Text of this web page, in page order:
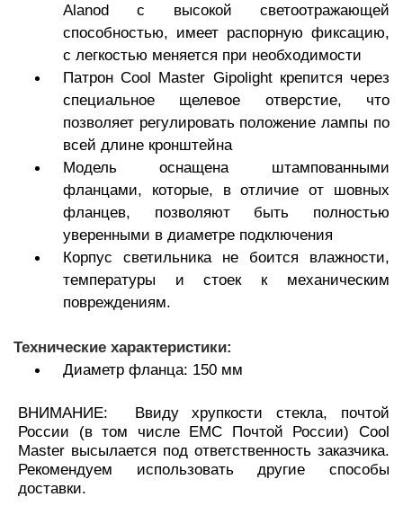
Alanod с высокой светоотражающей
способностью, имеет распорную фиксацию,
с легкостью меняется при необходимости
Патрон Cool Master Gipolight крепится через
специальное щелевое отверстие, что
позволяет регулировать положение лампы по
всей длине кронштейна
Модель оснащена штампованными
фланцами, которые, в отличие от шовных
фланцев, позволяют быть полностью
уверенными в диаметре подключения
Корпус светильника не боится влажности,
температуры и стоек к механическим
повреждениям.
Технические характеристики:
Диаметр фланца: 150 мм
ВНИМАНИЕ: Ввиду хрупкости стекла, почтой
России (в том числе EMC Почтой России) Cool
Master высылается под ответственность заказчика.
Рекомендуем использовать другие способы
доставки.